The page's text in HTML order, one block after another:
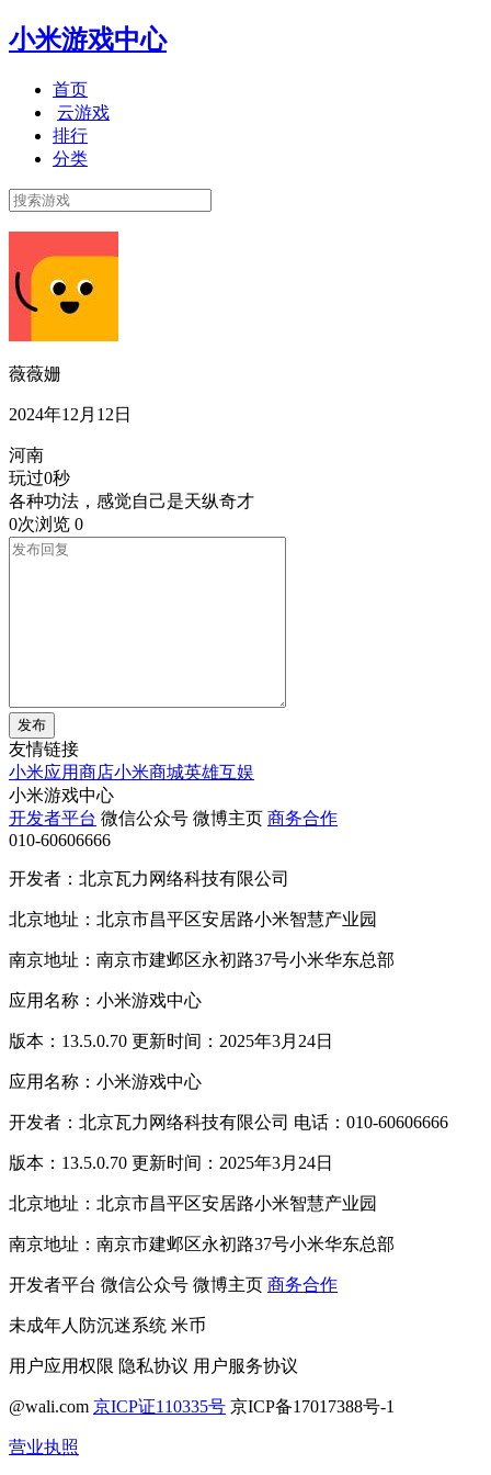
小米游戏中心
首页
云游戏
排行
分类
薇薇姗
2024年12月12日
河南
玩过0秒
各种功法，感觉自己是天纵奇才
0次浏览 0
发布
友情链接
小米应用商店小米商城英雄互娱
小米游戏中心
开发者平台 微信公众号 微博主页 商务合作
010-60606666
开发者：北京瓦力网络科技有限公司
北京地址：北京市昌平区安居路小米智慧产业园
南京地址：南京市建邺区永初路37号小米华东总部
应用名称：小米游戏中心
版本：13.5.0.70 更新时间：2025年3月24日
应用名称：小米游戏中心
开发者：北京瓦力网络科技有限公司 电话：010-60606666
版本：13.5.0.70 更新时间：2025年3月24日
北京地址：北京市昌平区安居路小米智慧产业园
南京地址：南京市建邺区永初路37号小米华东总部
开发者平台 微信公众号 微博主页 商务合作
未成年人防沉迷系统 米币
用户应用权限 隐私协议 用户服务协议
@wali.com 京ICP证110335号 京ICP备17017388号-1
营业执照